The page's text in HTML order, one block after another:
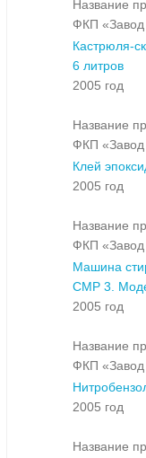
Название
ФКП
Кастрюля-
6 литров
2005 год
Название
ФКП
Клей
2005 год
Название
ФКП
Машина
СМР 3.
2005 год
Название
ФКП
2005 год
Название